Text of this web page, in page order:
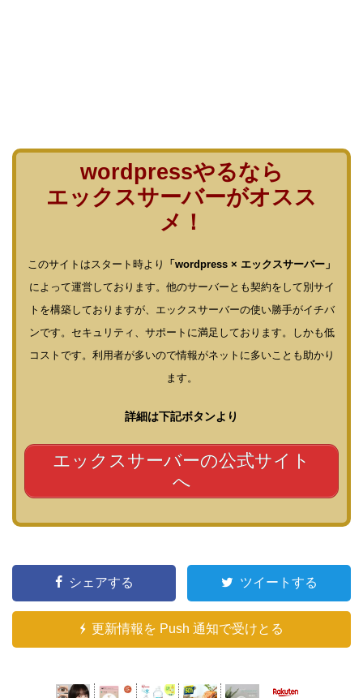
wordpressやるなら
エックスサーバーがオスス
メ！
このサイトはスタート時より
「wordpress × エックスサーバー」
によって運営しております。他のサーバーとも契約をして別サイ
トを構築しておりますが、エックスサーバーの使い勝手がイチバ
ンです。セキュリティ、サポートに満足しております。しかも低
コストです。利用者が多いので情報がネットに多いことも助かり
ます。
詳細は下記ボタンより
エックスサーバーの公式サイト
へ
シェアする ツイートする
更新情報を Push 通知で受けとる